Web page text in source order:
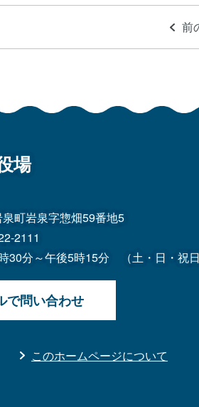
前
場
町岩泉字惣畑59番地5
2111
30分～午後5時15分
（土・日・祝
で問い合わせ
このホームページについて